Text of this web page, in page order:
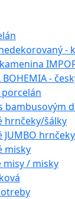
-
BOHEMIA -
bambusovým
hrnčeky/šálky
JUMBO
misky
misy / misky